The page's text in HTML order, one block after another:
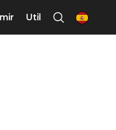
Util es